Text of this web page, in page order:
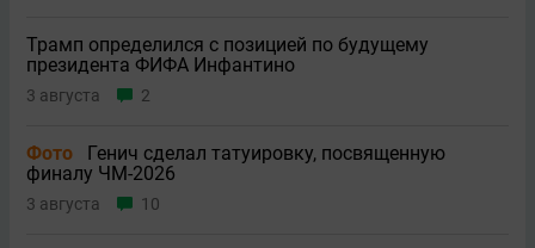
Трамп определился с позицией по будущему
президента ФИФА Инфантино
3 августа 2
Фото
Генич сделал татуировку, посвященную
финалу ЧМ-2026
3 августа 10